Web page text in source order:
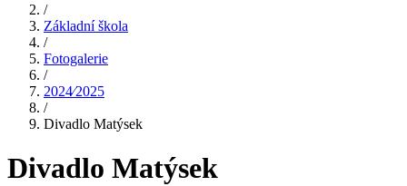
/
Základní škola
/
Fotogalerie
/
2024⁄2025
/
Divadlo Matýsek
Divadlo Matýsek